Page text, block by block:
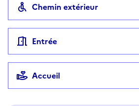
Chemin extérieur
Entrée
Accueil